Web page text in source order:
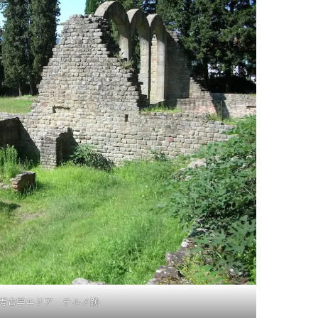
古学エリア テルメ跡